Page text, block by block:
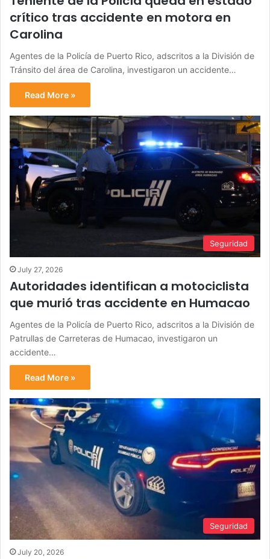
crítico tras accidente en motora en
Carolina
Agentes de la Policía de Puerto Rico, adscritos a la División de
Tránsito del área de Carolina, investigaron un accidente…
Read More »
Seguridad
July 27, 2026
Autoridades identifican a motociclista
que murió tras accidente en Humacao
Agentes de la Policía de Puerto Rico, adscritos a la División de
Patrullas de Carreteras de Humacao, investigaron un
accidente…
Read More »
Seguridad
July 20, 2026